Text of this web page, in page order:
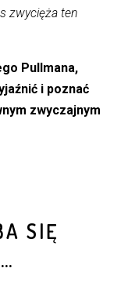
zwycięża ten
Pullmana,
i poznać
zwyczajnym
SIĘ